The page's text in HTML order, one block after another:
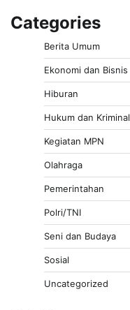
Categories
Berita Umum
Ekonomi dan Bisnis
Hiburan
Hukum dan Kriminal
Kegiatan MPN
Olahraga
Pemerintahan
Polri/TNI
Seni dan Budaya
Sosial
Uncategorized